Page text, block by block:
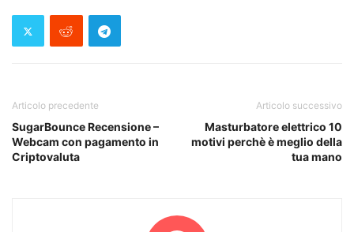
Articolo precedente
SugarBounce Recensione –
Webcam con pagamento in
Criptovaluta
Articolo successivo
Masturbatore elettrico 10
motivi perchè è meglio della
tua mano